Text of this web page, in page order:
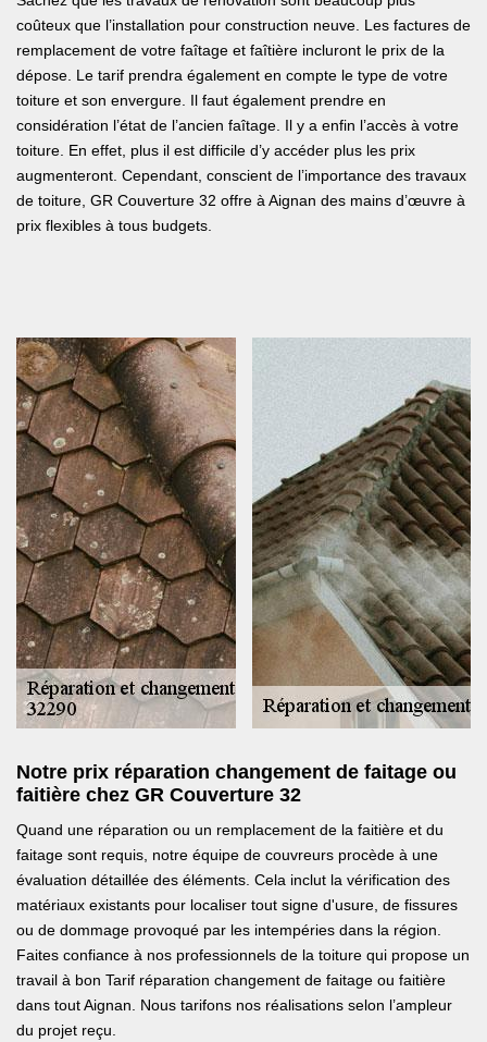
coûteux que l’installation pour construction neuve. Les factures de
remplacement de votre faîtage et faîtière incluront le prix de la
dépose. Le tarif prendra également en compte le type de votre
toiture et son envergure. Il faut également prendre en
considération l’état de l’ancien faîtage. Il y a enfin l’accès à votre
toiture. En effet, plus il est difficile d’y accéder plus les prix
augmenteront. Cependant, conscient de l’importance des travaux
de toiture, GR Couverture 32 offre à Aignan des mains d’œuvre à
prix flexibles à tous budgets.
Notre prix réparation changement de faitage ou
faitière chez GR Couverture 32
Quand une réparation ou un remplacement de la faitière et du
faitage sont requis, notre équipe de couvreurs procède à une
évaluation détaillée des éléments. Cela inclut la vérification des
matériaux existants pour localiser tout signe d'usure, de fissures
ou de dommage provoqué par les intempéries dans la région.
Faites confiance à nos professionnels de la toiture qui propose un
travail à bon Tarif réparation changement de faitage ou faitière
dans tout Aignan. Nous tarifons nos réalisations selon l’ampleur
du projet reçu.